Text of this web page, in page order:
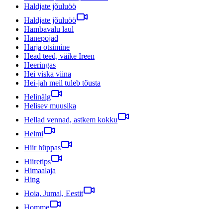
Haldjate jõuluöö
Haldjate jõuluöö
Hambavalu laul
Hanepojad
Harja otsimine
Head teed, väike Ireen
Heeringas
Hei viska viina
Hei-jah meil tuleb tõusta
Helinälg
Helisev muusika
Hellad vennad, astkem kokku
Helmi
Hiir hüppas
Hiiretips
Himaalaja
Hing
Hoia, Jumal, Eestit
Homme